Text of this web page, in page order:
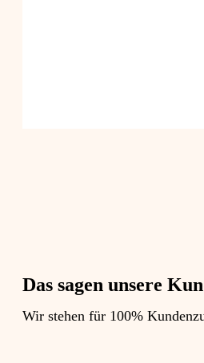
Das sagen unsere
Wir stehen für 100%